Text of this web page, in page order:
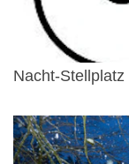
Nacht-